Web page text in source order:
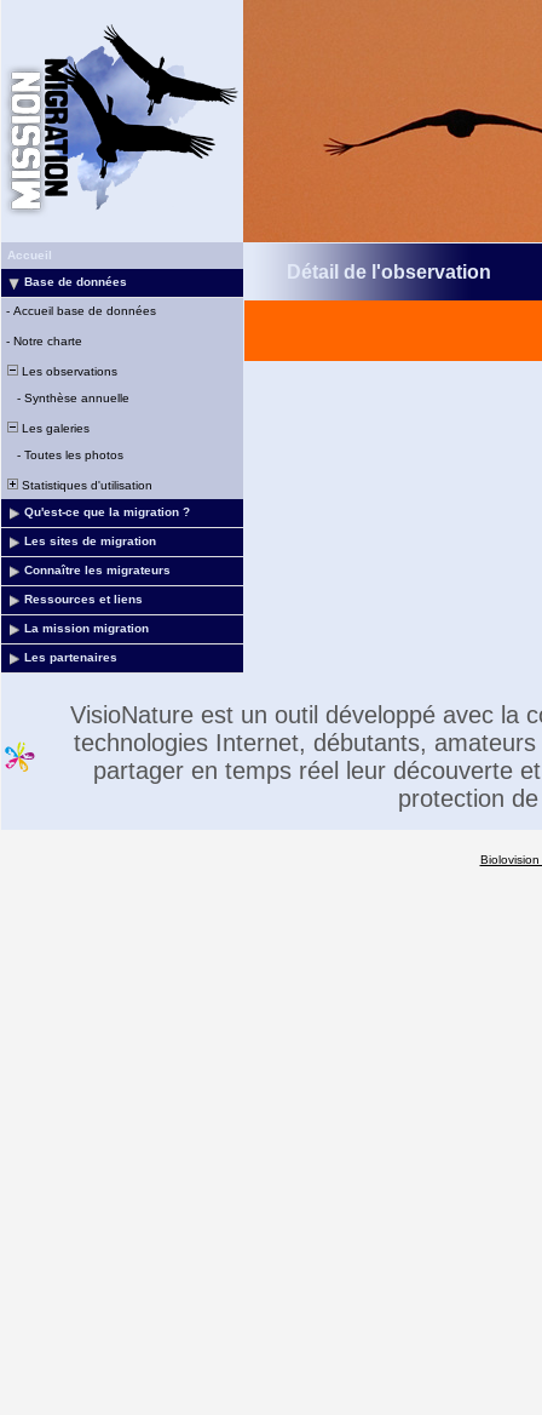
Accueil
Base de données
- Accueil base de données
- Notre charte
Les observations
- Synthèse annuelle
Les galeries
- Toutes les photos
Statistiques d'utilisation
Qu'est-ce que la migration ?
Les sites de migration
Connaître les migrateurs
Ressources et liens
La mission migration
Les partenaires
Détail de l'observation
VisioNature est un outil développé avec la
technologies Internet, débutants,
partager en temps réel leur découverte
protection
Biolovision